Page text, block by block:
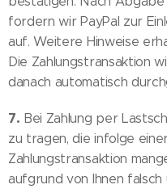
fordern wir PayPal zur
auf. Weitere Hinweise
Die Zahlungstransaktion
danach automatisch
7. Bei Zahlung per
zu tragen, die infolge
Zahlungstransaktion
aufgrund von Ihnen